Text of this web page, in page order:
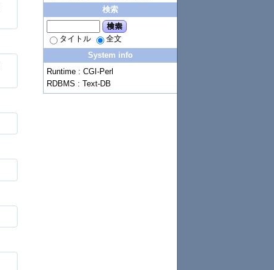
検索
検索
タイトル
全文
System info
Runtime : CGI-Perl
RDBMS : Text-DB